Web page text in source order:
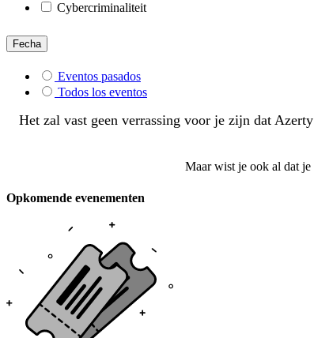
Cybercriminaliteit
Fecha
Eventos pasados
Todos los eventos
Het zal vast geen verrassing voor je zijn dat Azerty
Maar wist je ook al dat
Opkomende evenementen